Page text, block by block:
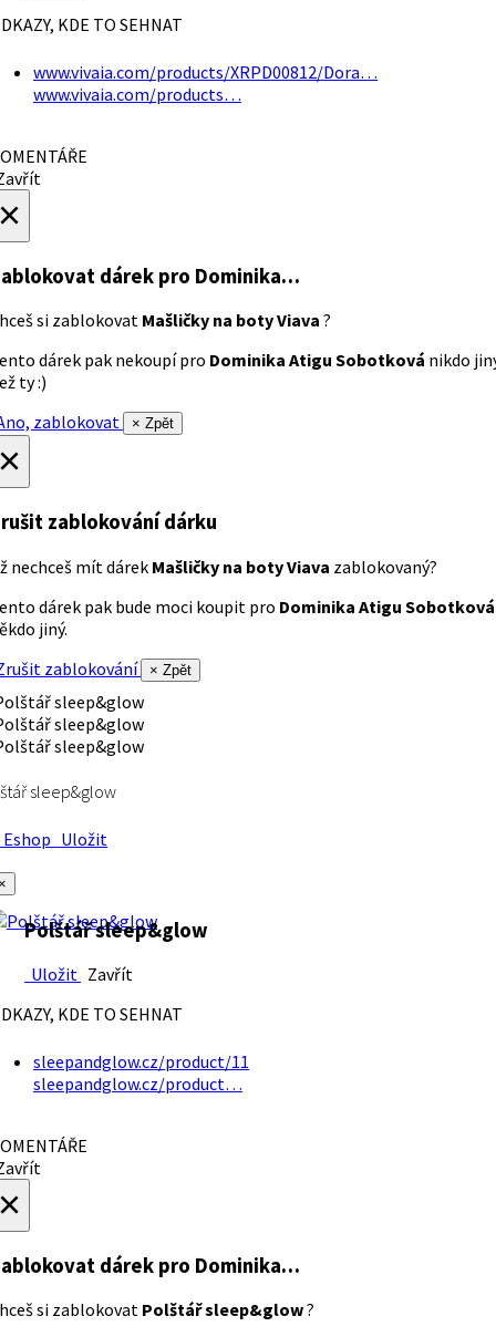
KDE TO SEHNAT
www.vivaia.com/products/XRPD00812/Dora…
www.vivaia.com/products…
dárek pro Dominika…
si zablokovat Mašličky na boty Viava ?
dárek pak nekoupí pro Dominika Atigu Sobotková nikdo
ty :)
zablokovat
× Zpět
zablokování dárku
nechceš mít dárek Mašličky na boty Viava zablokovaný?
dárek pak bude moci koupit pro Dominika Atigu Sobotková
jiný.
zablokování
× Zpět
sleep&glow
Uložit
Polštář sleep&glow
Uložit Zavřít
KDE TO SEHNAT
sleepandglow.cz/product/11
sleepandglow.cz/product…
dárek pro Dominika…
si zablokovat Polštář sleep&glow?